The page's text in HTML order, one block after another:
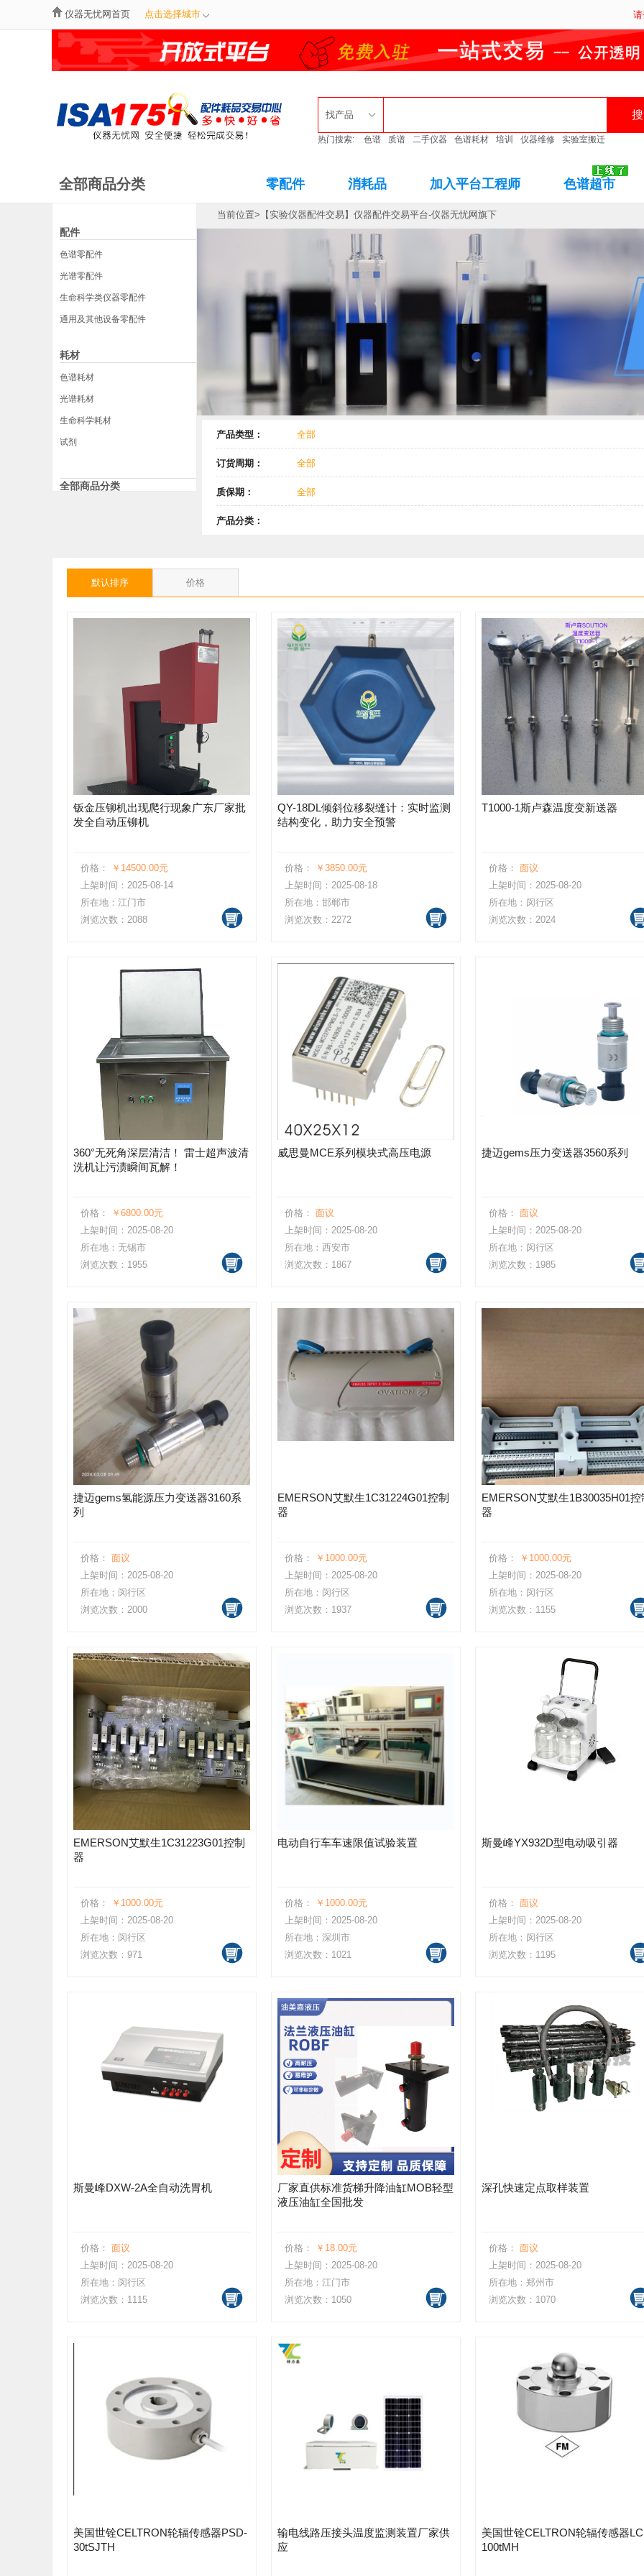
仪器无忧网首页 点击选择城市
找产品
热门搜索: 色谱 质谱 二手仪器 色谱耗材 培训 仪器维修 实验室搬迁
全部商品分类
配件
色谱零配件
光谱零配件
生命科学类仪器零配件
通用及其他设备零配件
耗材
色谱耗材
光谱耗材
生命科学耗材
试剂
全部商品分类
零配件 消耗品 加入平台工程师 色谱超市
当前位置> 【实验仪器配件交易】仪器配件交易平台-仪器无忧网旗下
产品类型： 全部
全新
订货周期： 全部
现货
质保期： 全部
产品分类：
默认排序 价格
钣金压铆机出现爬行现象广东厂家批
发全自动压铆机
价格：
￥14500.00元
上架时间：2025-08-14
所在地：江门市
浏览次数：2088
QY-18DL倾斜位移裂缝计：实时监测
结构变化，助力安全预警
价格：
￥3850.00元
上架时间：2025-08-18
所在地：邯郸市
浏览次数：2272
T1000-1斯卢森温度变新送器
价格： 面议
上架时间：2025-08-20
所在地：闵行区
浏览次数：2024
360°无死角深层清洁！ 雷士超声波清
洗机让污渍瞬间瓦解！
价格：
￥6800.00元
上架时间：2025-08-20
所在地：无锡市
浏览次数：1955
威思曼MCE系列模块式高压电源
价格： 面议
上架时间：2025-08-20
所在地：西安市
浏览次数：1867
捷迈gems压力变送器3560系列
价格： 面议
上架时间：2025-08-20
所在地：闵行区
浏览次数：1985
捷迈gems氢能源压力变送器3160系
列
价格： 面议
上架时间：2025-08-20
所在地：闵行区
浏览次数：2000
EMERSON艾默生1C31224G01控制
器
价格：
￥1000.00元
上架时间：2025-08-20
所在地：闵行区
浏览次数：1937
EMERSON艾默生1B30035H01控
器
价格：
￥1000.00元
上架时间：2025-08-20
所在地：闵行区
浏览次数：1155
EMERSON艾默生1C31223G01控制
器
价格：
￥1000.00元
上架时间：2025-08-20
所在地：闵行区
浏览次数：971
电动自行车车速限值试验装置
价格：
￥1000.00元
上架时间：2025-08-20
所在地：深圳市
浏览次数：1021
斯曼峰YX932D型电动吸引器
价格： 面议
上架时间：2025-08-20
所在地：闵行区
浏览次数：1195
斯曼峰DXW-2A全自动洗胃机
价格： 面议
上架时间：2025-08-20
所在地：闵行区
浏览次数：1115
厂家直供标准货梯升降油缸MOB轻型
液压油缸全国批发
价格：
￥18.00元
上架时间：2025-08-20
所在地：江门市
浏览次数：1050
深孔快速定点取样装置
价格： 面议
上架时间：2025-08-20
所在地：郑州市
浏览次数：1070
美国世铨CELTRON轮辐传感器PSD-
30tSJTH
输电线路压接头温度监测装置厂家供
应
美国世铨CELTRON轮辐传感器
100tMH